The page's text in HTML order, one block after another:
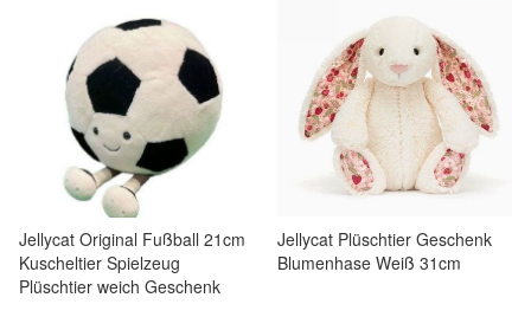
Jellycat Original Fußball 21cm
Kuscheltier Spielzeug
Plüschtier weich Geschenk
Jellycat Plüschtier Geschenk
Blumenhase Weiß 31cm